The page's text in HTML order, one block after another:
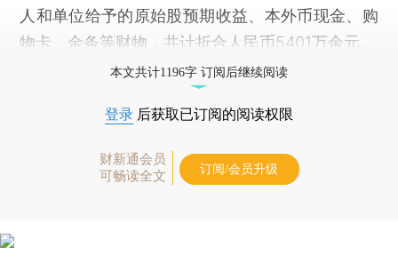
人和单位给予的原始股预期收益、本外币现金、购
物卡、金条等财物，共计折合人民币5401万余元。
本文共计1196字 订阅后继续阅读
登录 后获取已订阅的阅读权限
财新通会员
可畅读全文
订阅/会员升级